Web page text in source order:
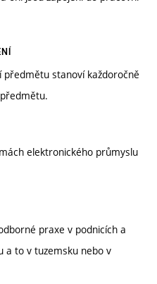
předmětu stanoví každoročně
elektronického průmyslu
praxe v podnicích a
a to v tuzemsku nebo v